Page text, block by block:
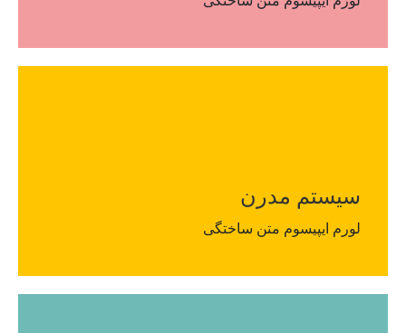
سیستم مدرن
لورم ایپیسوم متن ساختگی